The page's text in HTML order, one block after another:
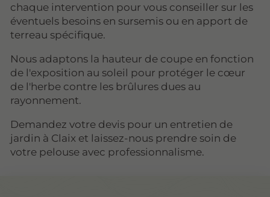
chaque intervention pour vous conseiller sur les
éventuels besoins en sursemis ou en apport de
terreau spécifique.
Nous adaptons la hauteur de coupe en fonction
de l'exposition au soleil pour protéger le cœur
de l'herbe contre les brûlures dues au
rayonnement.
Demandez votre devis pour un entretien de
jardin à Claix et laissez-nous prendre soin de
votre pelouse avec professionnalisme.